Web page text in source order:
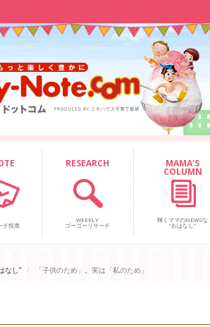
チ投票
RESEARCH
WEEKLY
ゴーゴーリサーチ
MAMA'S
COLUMN
輝くママのNEWSな
“おはなし”
なし” 「子供のため」。実は「私のため」